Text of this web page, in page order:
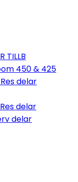
TILLB
450 & 425
delar
delar
delar